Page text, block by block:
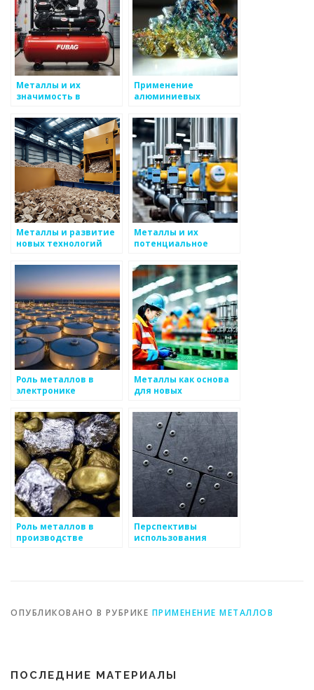
Металлы и их
значимость в
Применение
алюминиевых
космической
промышленности
Металлы и развитие
новых технологий
Металлы и их
потенциальное
будущих технологиях
Роль металлов в
электронике
Металлы как основа
для новых
Роль металлов в
производстве
Перспективы
использования
ОПУБЛИКОВАНО В РУБРИКЕ ПРИМЕНЕНИЕ МЕТАЛЛОВ
ПОСЛЕДНИЕ МАТЕРИАЛЫ